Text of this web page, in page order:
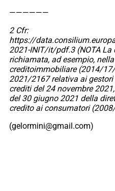
——————
2 Cfr:
https://
2021-INIT/it/pdf.3 (NOTA La
richiamata, ad esempio,
creditoimmobiliare (2014/
2021/2167 relativa ai
crediti del 24 novembre
del 30 giugno 2021 della
credito ai consumatori
(gelormini@gmail.com)